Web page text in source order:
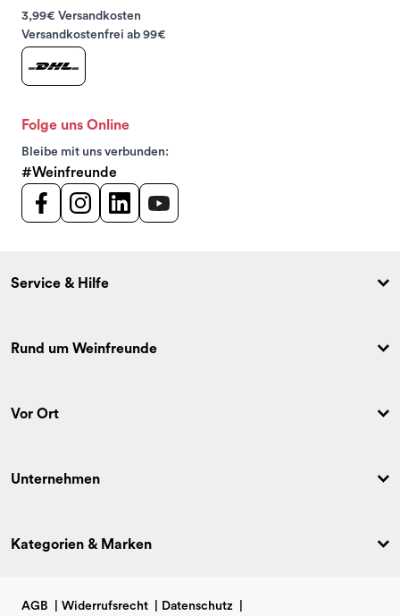
3,99€ Versandkosten
Versandkostenfrei ab 99€
Folge uns Online
Bleibe mit uns verbunden:
#Weinfreunde
Service & Hilfe
Rund um Weinfreunde
Vor Ort
Unternehmen
Kategorien & Marken
AGB Widerrufsrecht Datenschutz